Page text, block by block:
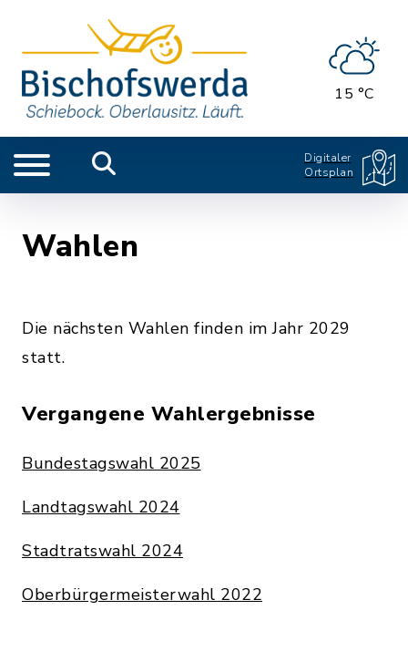
15 °C
Digitaler
Ortsplan
Wahlen
Die nächsten Wahlen finden im Jahr 2029
statt.
Vergangene Wahlergebnisse
Bundestagswahl 2025
Landtagswahl 2024
Stadtratswahl 2024
Oberbürgermeisterwahl 2022